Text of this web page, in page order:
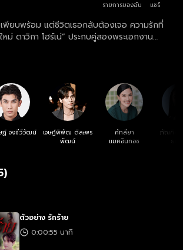
รายการของฉัน
แชร์
พียบพร้อม แต่ชีวิตเธอกลับต้องเจอ ความรักที่
ม่ ดาวิกา โฮร์เน่” ประกบคู่สองพระเอกงาน
ฒ ติละพรพัฒน์” และ “มิว ศุภศิษฏ์ จงชีวี
ฏ์ จงชีวีวัฒน์
เจษฎ์พิพัฒ ติละพร
พัฒน์
คัทลียา
แมคอินทอช
ภัณฑิลา
ตัวอย่าง รักร้าย
0:00:55 นาที